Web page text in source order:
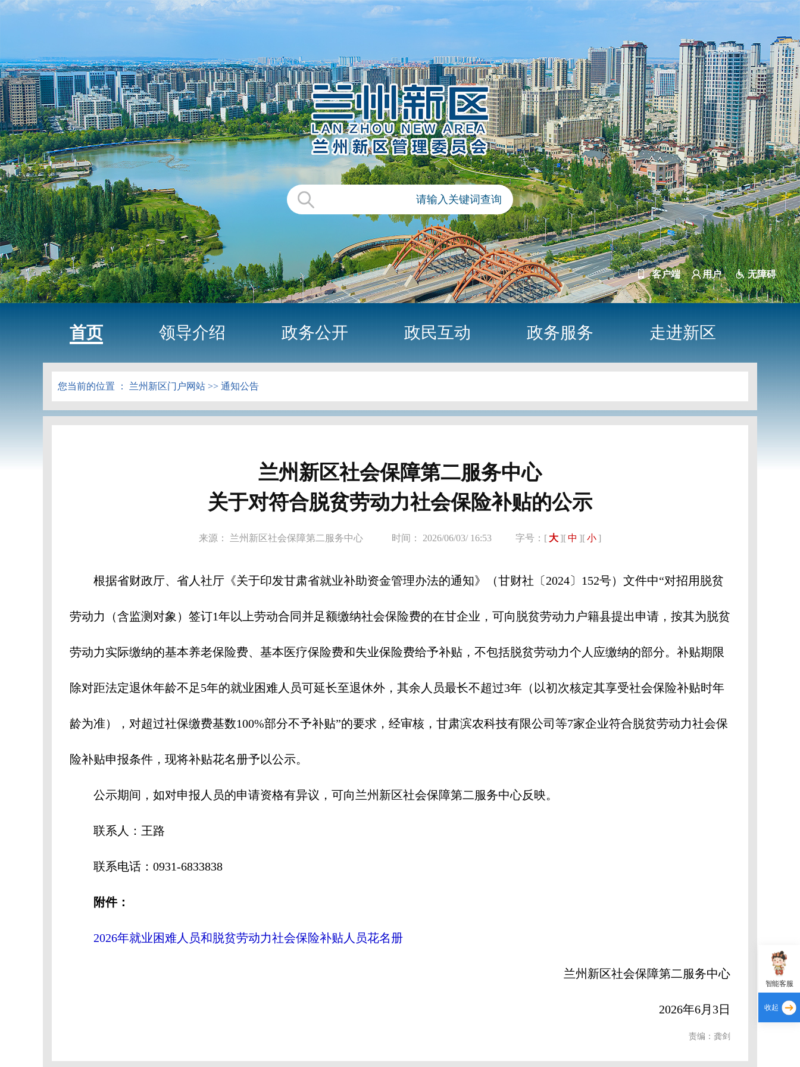
客户端 用户 无障碍
首页 领导介绍 政务公开 政民互动 政务服务 走进新区
您当前的位置 ： 兰州新区门户网站 >> 通知公告
兰州新区社会保障第二服务中心
关于对符合脱贫劳动力社会保险补贴的公示
来源： 兰州新区社会保障第二服务中心 时间： 2026/06/03/ 16:53 字号：[ 大 ][中 ][小 ]
根据省财政厅、省人社厅《关于印发甘肃省就业补助资金管理办法的通知》（甘财社〔2024〕152号）文件中“对招用脱贫
劳动力（含监测对象）签订1年以上劳动合同并足额缴纳社会保险费的在甘企业，可向脱贫劳动力户籍县提出申请，按其为脱贫
劳动力实际缴纳的基本养老保险费、基本医疗保险费和失业保险费给予补贴，不包括脱贫劳动力个人应缴纳的部分。补贴期限
除对距法定退休年龄不足5年的就业困难人员可延长至退休外，其余人员最长不超过3年（以初次核定其享受社会保险补贴时年
龄为准），对超过社保缴费基数100%部分不予补贴”的要求，经审核，甘肃滨农科技有限公司等7家企业符合脱贫劳动力社会保
险补贴申报条件，现将补贴花名册予以公示。
公示期间，如对申报人员的申请资格有异议，可向兰州新区社会保障第二服务中心反映。
联系人：王路
联系电话：0931-6833838
附件：
2026年就业困难人员和脱贫劳动力社会保险补贴人员花名册
兰州新区社会保障第二服务中心
2026年6月3日
责编：龚剑
智能客服
收起